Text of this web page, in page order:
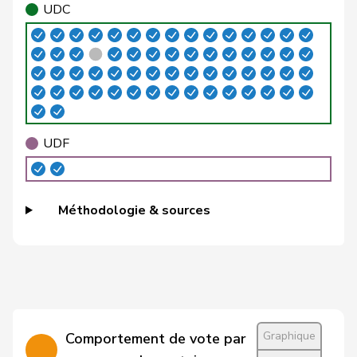
Brizzi Simona PSS S AG
Büchel
Roland
Rino
UDC V SG
Buffat Michaël UDC V
VD
Bühler
Manfred UDC V
BE
Marbach
Christine Centre
M-E
ZH
UDC
UDF
Méthodologie & sources
Comportement de vote par
Graphique